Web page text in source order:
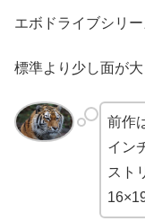
エボドライブシリー
標準より少し面が
前作
イン
スト